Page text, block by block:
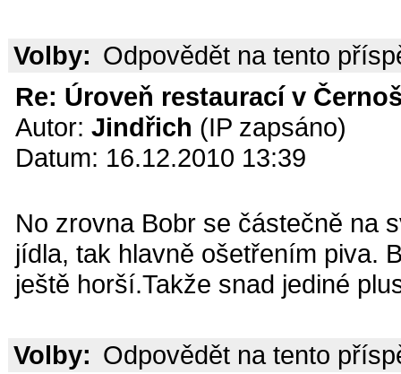
Volby: Odpovědět na tento
Re: Úroveň restaurací v
Autor: Jindřich (IP zapsáno)
Datum: 16.12.2010 13:39
No zrovna Bobr se částečně na
jídla, tak hlavně ošetřením piva.
ještě horší.Takže snad jediné
Volby: Odpovědět na tento